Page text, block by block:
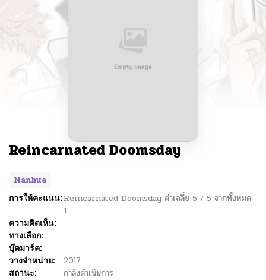
Reincarnated Doomsday
Manhua
การให้คะแนน: Reincarnated Doomsday ค่าเฉลี่ย 5 / 5 จากทั้งหมด
1
ความคิดเห็น:
ทางเลือก:
บุ๊คมาร์ค:
วางจำหน่าย:
2017
สถานะ:
กำลังดำเนินการ